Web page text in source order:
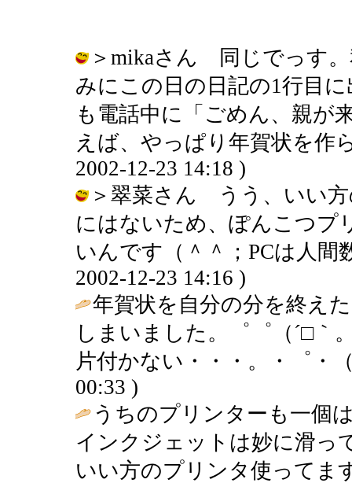
＞mikaさん 同じでっす。
みにこの日の日記の1行目
も電話中に「ごめん、親が
えば、やっぱり年賀状を作
2002-12-23 14:18 )
＞翠菜さん うう、いい方
にはないため、ぽんこつプ
いんです（＾＾；PCは人
2002-12-23 14:16 )
年賀状を自分の分を終え
しまいました。゜゜（´□
片付かない・・・。・゜・
00:33 )
うちのプリンターも一個
インクジェットは妙に滑っ
いい方のプリンタ使ってま